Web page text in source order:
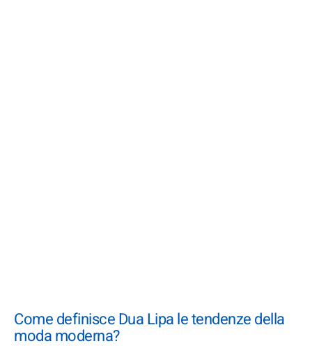
Come definisce Dua Lipa le tendenze della
moda moderna?